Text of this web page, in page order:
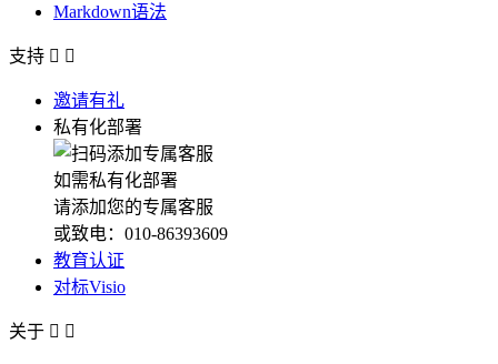
Markdown语法
支持  
邀请有礼
私有化部署
如需私有化部署
请添加您的专属客服
或致电：010-86393609
教育认证
对标Visio
关于  